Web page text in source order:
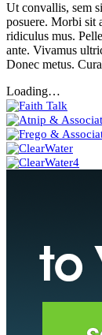
Ut convallis, sem
posuere. Morbi sit
ridiculus mus.
ante. Vivamus
Donec metus.
Loading…